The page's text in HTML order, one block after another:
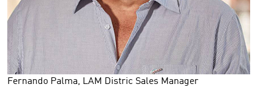
Fernando Palma, LAM Distric Sales Manager